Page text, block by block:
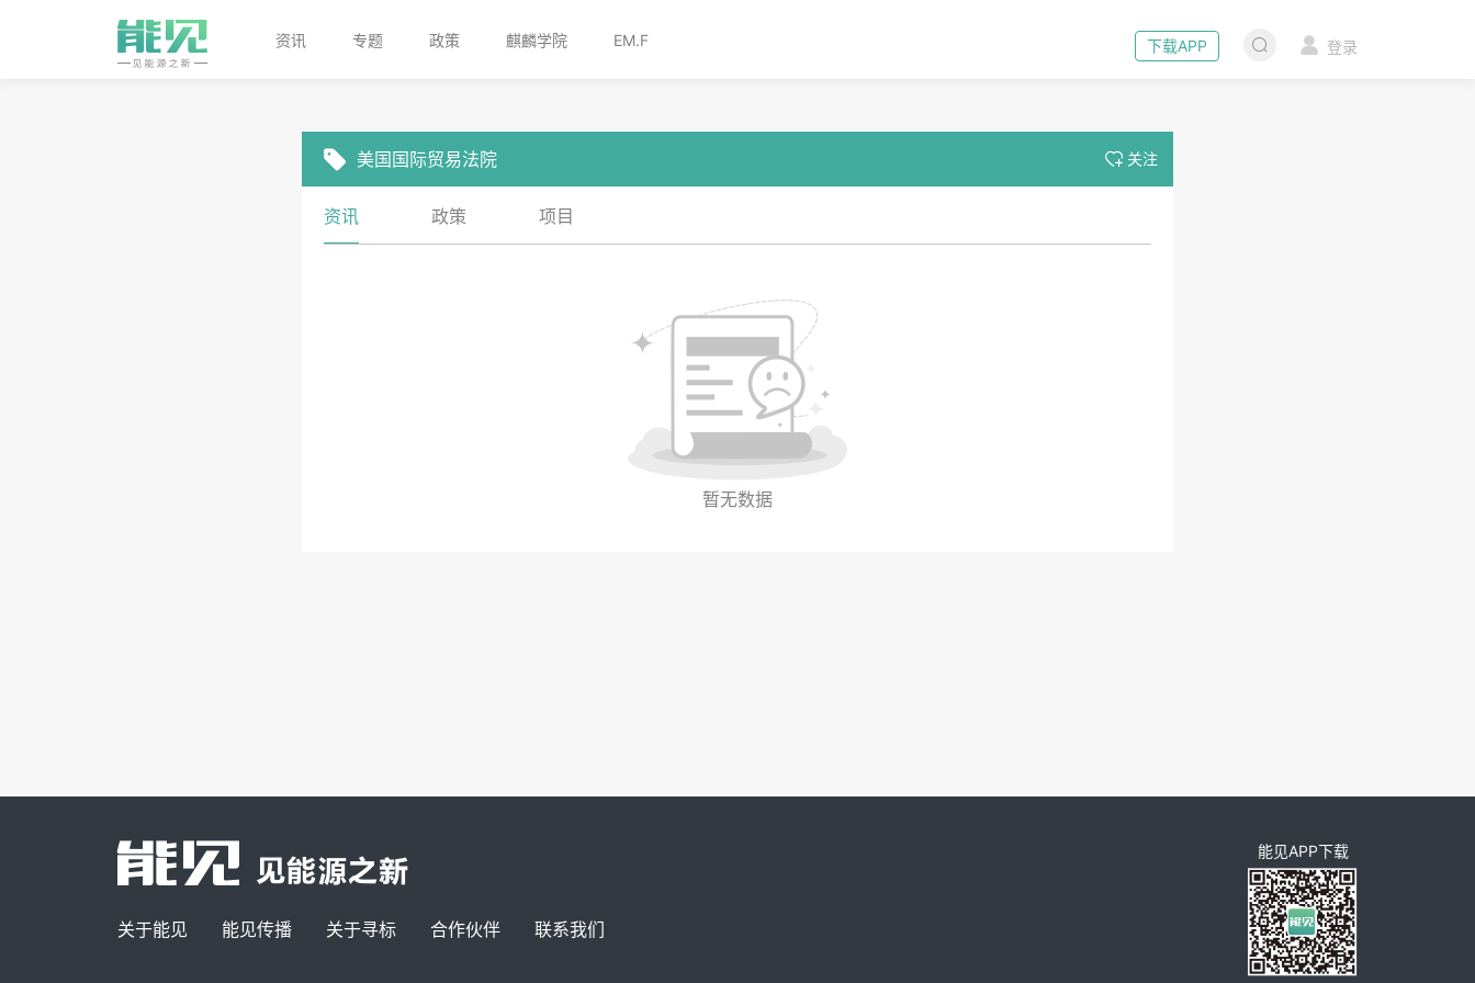
下载APP 登录
资讯 专题 政策 麒麟学院 EM.F
美国国际贸易法院 关注
资讯 政策 项目
暂无数据
能见APP下载
关于能见 能见传播 关于寻标 合作伙伴 联系我们